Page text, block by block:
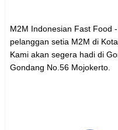
M2M Indonesian Fast Food
pelanggan setia M2M di
Kami akan segera hadi di
Gondang No.56 Mojokerto.